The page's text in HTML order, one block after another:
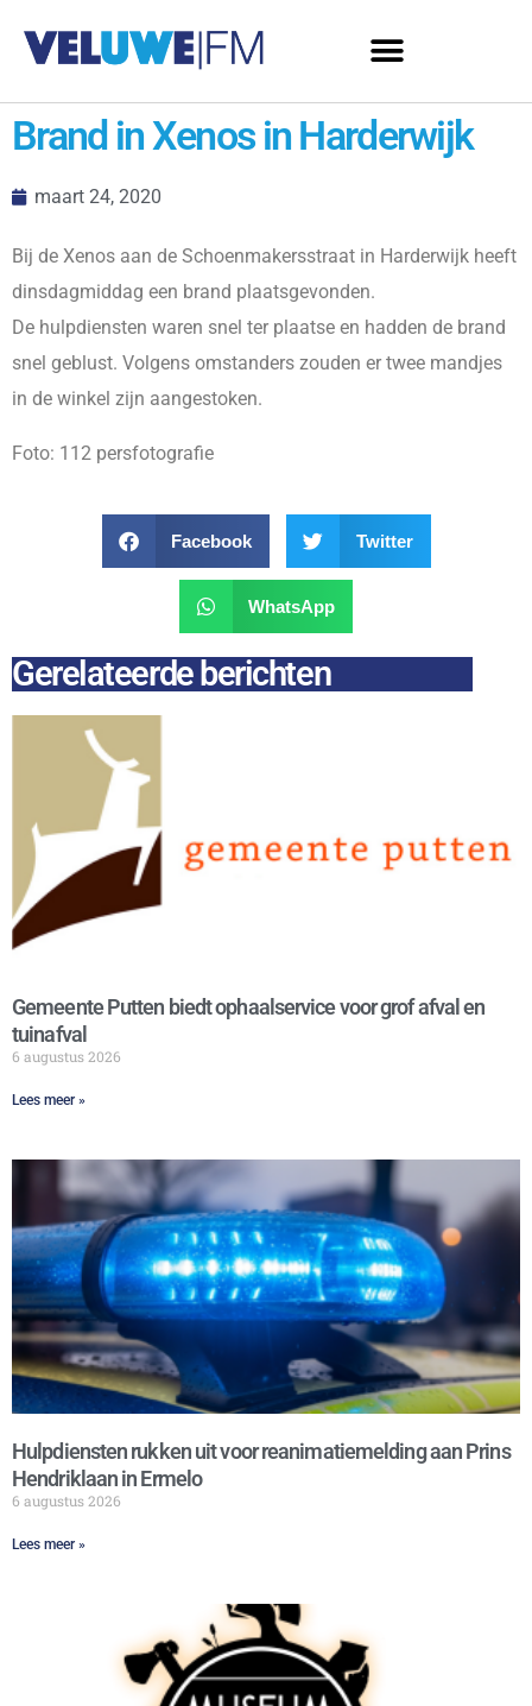
Brand in Xenos in Harderwijk
maart 24, 2020
Bij de Xenos aan de Schoenmakersstraat in Harderwijk heeft
dinsdagmiddag een brand plaatsgevonden.
De hulpdiensten waren snel ter plaatse en hadden de brand
snel geblust. Volgens omstanders zouden er twee mandjes
in de winkel zijn aangestoken.
Foto: 112 persfotografie
Facebook Twitter
WhatsApp
Gerelateerde berichten
Gemeente Putten biedt ophaalservice voor grof afval en
tuinafval
6 augustus 2026
Lees meer »
Hulpdiensten rukken uit voor reanimatiemelding aan Prins
Hendriklaan in Ermelo
6 augustus 2026
Lees meer »